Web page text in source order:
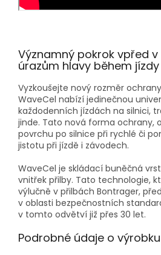
Významný pokrok vpřed
úrazům hlavy během
Vyzkoušejte nový rozměr
WaveCel nabízí jedinečnou
každodenních jízdách na silnici,
jinde. Tato nová forma ochrany,
povrchu po silnice při rychlé či
jistotu při jízdě i závodech.
WaveCel je skládací buněčná
vnitřek přilby. Tato technologie,
výlučně v přilbách Bontrager,
v oblasti bezpečnostních
v tomto odvětví již přes 30 let.
Podrobné údaje o výrobku